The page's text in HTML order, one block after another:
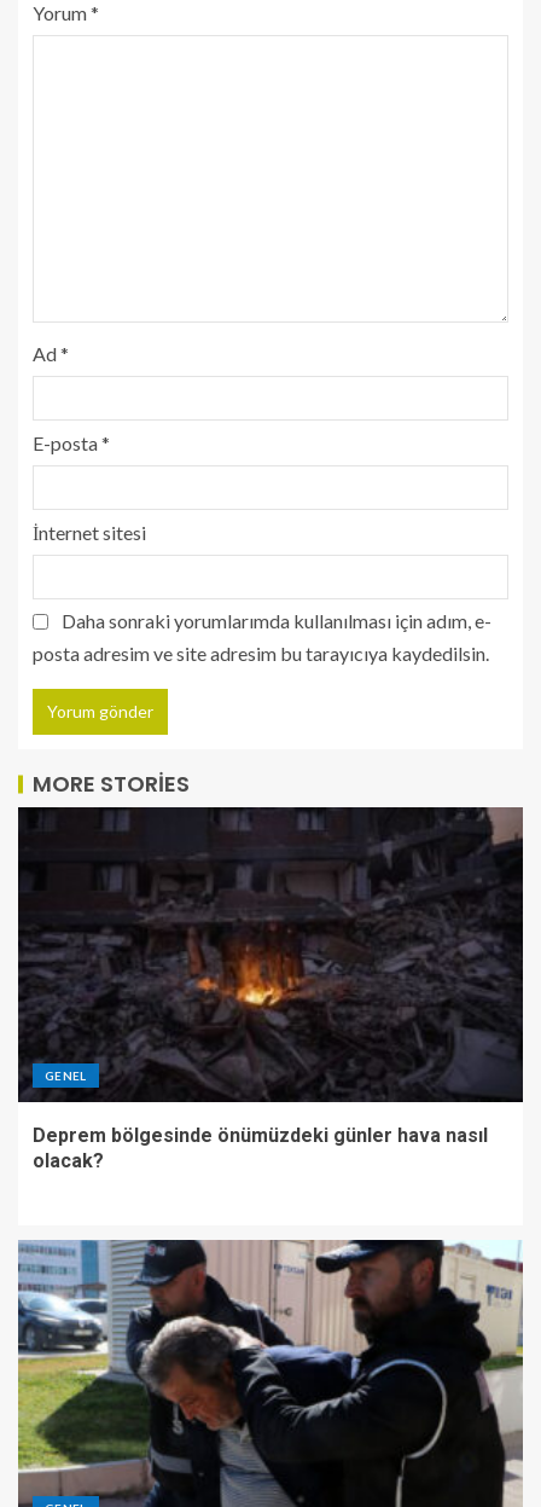
Yorum*
Ad*
E-posta*
İnternet sitesi
Daha sonraki yorumlarımda kullanılması için adım, e-
posta adresim ve site adresim bu tarayıcıya kaydedilsin.
MORE STORIES
GENEL
Deprem bölgesinde önümüzdeki günler hava nasıl
olacak?